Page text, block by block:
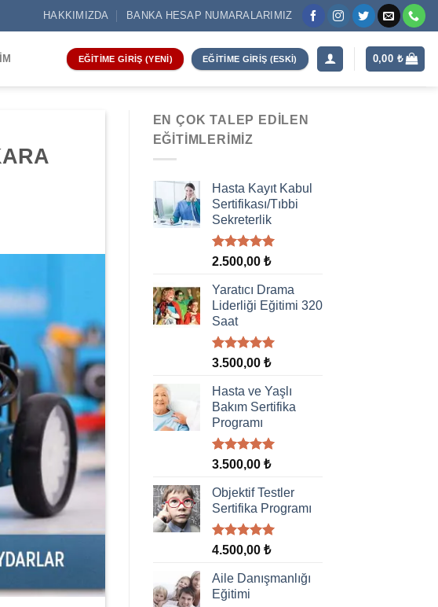
HAKKIMIZDA BANKA HESAP NUMARALARIMIZ
EĞITIME GIRIŞ (YENI) EĞITIME GIRIŞ (ESKI) 0,00 ₺
EN ÇOK TALEP EDILEN
EĞITIMLERIMIZ
Hasta Kayıt Kabul
Sertifikası/Tıbbi
Sekreterlik
5 üzerinden
oy
aldı
2.500,00 ₺
Yaratıcı Drama
Liderliği Eğitimi 320
Saat
5 üzerinden
oy
aldı
3.500,00 ₺
Hasta ve Yaşlı
Bakım Sertifika
Programı
5 üzerinden
oy
aldı
3.500,00 ₺
Objektif Testler
Sertifika Programı
5 üzerinden
oy
aldı
4.500,00 ₺
Aile Danışmanlığı
Eğitimi